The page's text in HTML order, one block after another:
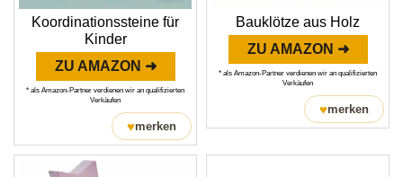
Koordinationssteine für
Kinder
ZU AMAZON ➜
* als Amazon-Partner verdienen wir an qualifizierten
Verkäufen
♥merken
Bauklötze aus Holz
ZU AMAZON ➜
* als Amazon-Partner verdienen wir an qualifizierten
Verkäufen
♥merken